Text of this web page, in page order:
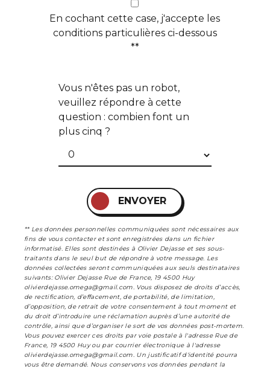
En cochant cette case, j'accepte les
conditions particulières ci-dessous
**
Vous n'êtes pas un robot,
veuillez répondre à cette
question : combien font un
plus cinq ?
ENVOYER
** Les données personnelles communiquées sont nécessaires aux
fins de vous contacter et sont enregistrées dans un fichier
informatisé. Elles sont destinées à Olivier Dejasse et ses sous-
traitants dans le seul but de répondre à votre message. Les
données collectées seront communiquées aux seuls destinataires
suivants: Olivier Dejasse Rue de France, 19 4500 Huy
olivierdejasse.omega@gmail.com. Vous disposez de droits d’accès,
de rectification, d’effacement, de portabilité, de limitation,
d’opposition, de retrait de votre consentement à tout moment et
du droit d’introduire une réclamation auprès d’une autorité de
contrôle, ainsi que d’organiser le sort de vos données post-mortem.
Vous pouvez exercer ces droits par voie postale à l'adresse Rue de
France, 19 4500 Huy ou par courrier électronique à l'adresse
olivierdejasse.omega@gmail.com. Un justificatif d'identité pourra
vous être demandé. Nous conservons vos données pendant la